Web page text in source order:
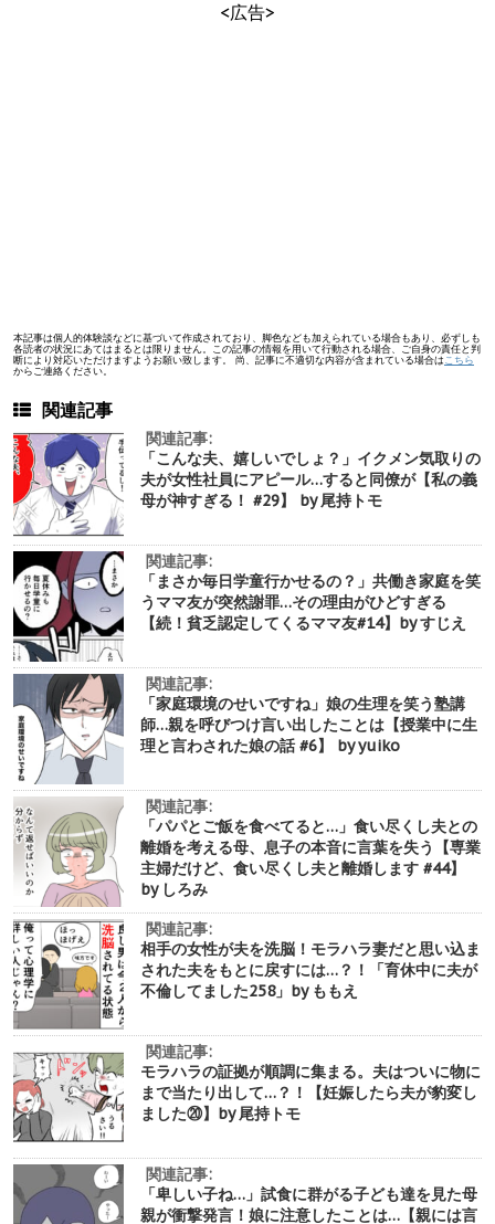
<広告>
本記事は個人的体験談などに基づいて作成されており、脚色なども加えられている場合もあり、必ずしも
各読者の状況にあてはまるとは限りません。この記事の情報を用いて行動される場合、ご自身の責任と判
断により対応いただけますようお願い致します。 尚、記事に不適切な内容が含まれている場合はこちら
からご連絡ください。
関連記事
関連記事:
「こんな夫、嬉しいでしょ？」イクメン気取りの
夫が女性社員にアピール…すると同僚が【私の義
母が神すぎる！ #29】 by 尾持トモ
関連記事:
「まさか毎日学童行かせるの？」共働き家庭を笑
うママ友が突然謝罪…その理由がひどすぎる
【続！貧乏認定してくるママ友#14】by すじえ
関連記事:
「家庭環境のせいですね」娘の生理を笑う塾講
師…親を呼びつけ言い出したことは【授業中に生
理と言わされた娘の話 #6】 by yuiko
関連記事:
「パパとご飯を食べてると…」食い尽くし夫との
離婚を考える母、息子の本音に言葉を失う【専業
主婦だけど、食い尽くし夫と離婚します #44】
by しろみ
関連記事:
相手の女性が夫を洗脳！モラハラ妻だと思い込ま
された夫をもとに戻すには…？！「育休中に夫が
不倫してました258」by ももえ
関連記事:
モラハラの証拠が順調に集まる。夫はついに物に
まで当たり出して…？！【妊娠したら夫が豹変し
ました⑳】by 尾持トモ
関連記事:
「卑しい子ね…」試食に群がる子ども達を見た母
親が衝撃発言！娘に注意したことは…【親には言